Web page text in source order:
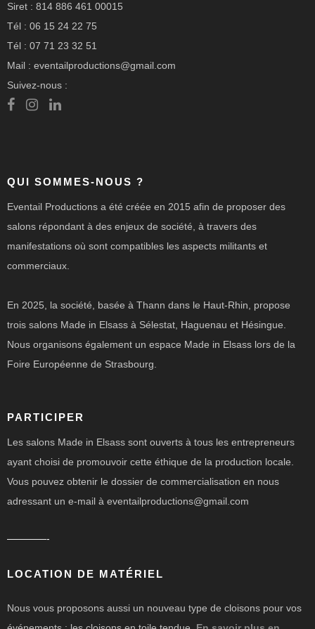
Siret : 814 886 461 00015
Tél : 06 15 24 22 75
Tél : 07 71 23 32 51
Mail : eventailproductions@gmail.com
Suivez-nous :
QUI SOMMES-NOUS ?
Eventail Productions a été créée en 2015 afin de proposer des
salons répondant à des enjeux de société, à travers des
manifestations où sont compatibles les aspects militants et
commerciaux.
En 2025, la société, basée à Thann dans le Haut-Rhin, propose
trois salons Made in Elsass à Sélestat, Haguenau et Hésingue.
Nous organisons également un espace Made in Elsass lors de la
Foire Européenne de Strasbourg.
PARTICIPER
Les salons Made in Elsass sont ouverts à tous les entrepreneurs
ayant choisi de promouvoir cette éthique de la production locale.
Vous pouvez obtenir le dossier de commercialisation en nous
adressant un e-mail à eventailproductions@gmail.com
————-
LOCATION DE MATÉRIEL
Nous vous proposons aussi un nouveau type de cloisons pour vos